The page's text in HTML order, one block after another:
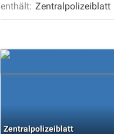
enthält: Zentralpolizeiblatt
Zentralpolizeiblatt